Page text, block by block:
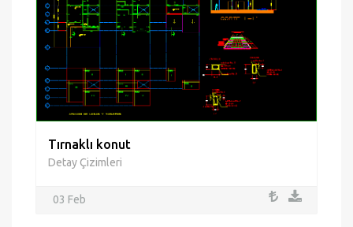
Tırnaklı konut
Detay Çizimleri
03 Feb